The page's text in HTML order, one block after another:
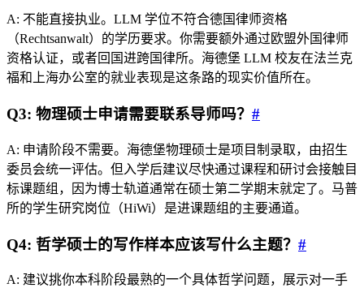
A: 不能直接执业。LLM 学位不符合德国律师资格
（Rechtsanwalt）的学历要求。你需要额外通过欧盟外国律师
资格认证，或者回国进跨国律所。海德堡 LLM 校友在法兰克
福和上海办公室的就业表现是这条路的现实价值所在。
Q3: 物理硕士申请需要联系导师吗？ #
A: 申请阶段不需要。海德堡物理硕士是项目制录取，由招生
委员会统一评估。但入学后建议尽快通过课程和研讨会接触目
标课题组，因为博士轨道通常在硕士第二学期末就定了。马普
所的学生研究岗位（HiWi）是进课题组的主要通道。
Q4: 哲学硕士的写作样本应该写什么主题？ #
A: 建议挑你本科阶段最熟的一个具体哲学问题，展示对一手